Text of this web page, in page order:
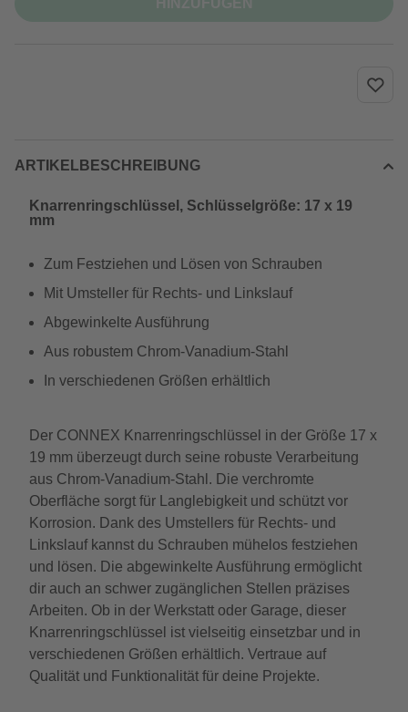
ARTIKELBESCHREIBUNG
Knarrenringschlüssel, Schlüsselgröße: 17 x 19
mm
Zum Festziehen und Lösen von Schrauben
Mit Umsteller für Rechts- und Linkslauf
Abgewinkelte Ausführung
Aus robustem Chrom-Vanadium-Stahl
In verschiedenen Größen erhältlich
Der CONNEX Knarrenringschlüssel in der Größe 17 x
19 mm überzeugt durch seine robuste Verarbeitung
aus Chrom-Vanadium-Stahl. Die verchromte
Oberfläche sorgt für Langlebigkeit und schützt vor
Korrosion. Dank des Umstellers für Rechts- und
Linkslauf kannst du Schrauben mühelos festziehen
und lösen. Die abgewinkelte Ausführung ermöglicht
dir auch an schwer zugänglichen Stellen präzises
Arbeiten. Ob in der Werkstatt oder Garage, dieser
Knarrenringschlüssel ist vielseitig einsetzbar und in
verschiedenen Größen erhältlich. Vertraue auf
Qualität und Funktionalität für deine Projekte.